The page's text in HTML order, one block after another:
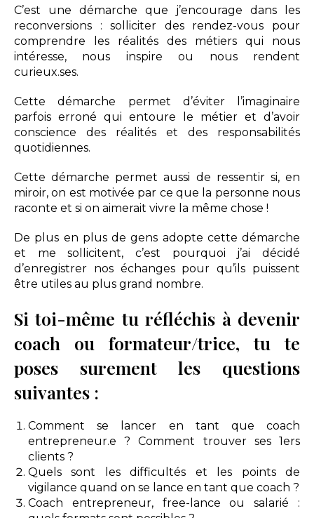
C’est une démarche que j’encourage dans les
reconversions : solliciter des rendez-vous pour
comprendre les réalités des métiers qui nous
intéresse, nous inspire ou nous rendent
curieux.ses.
Cette démarche permet d’éviter l’imaginaire
parfois erroné qui entoure le métier et d’avoir
conscience des réalités et des responsabilités
quotidiennes.
Cette démarche permet aussi de ressentir si, en
miroir, on est motivée par ce que la personne nous
raconte et si on aimerait vivre la même chose !
De plus en plus de gens adopte cette démarche
et me sollicitent, c’est pourquoi j’ai décidé
d’enregistrer nos échanges pour qu’ils puissent
être utiles au plus grand nombre.
Si toi-même tu réfléchis à devenir
coach ou formateur/trice, tu te
poses surement les questions
suivantes :
Comment se lancer en tant que coach
entrepreneur.e ? Comment trouver ses 1ers
clients ?
Quels sont les difficultés et les points de
vigilance quand on se lance en tant que coach ?
Coach entrepreneur, free-lance ou salarié :